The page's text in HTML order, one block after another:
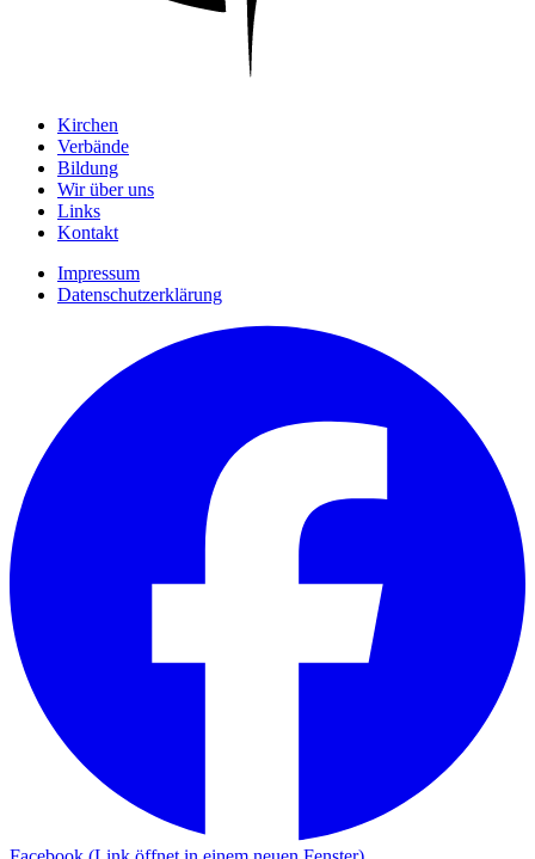
Kirchen
Verbände
Bildung
Wir über uns
Links
Kontakt
Impressum
Datenschutzerklärung